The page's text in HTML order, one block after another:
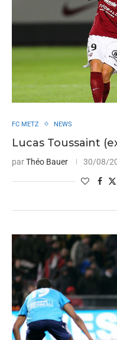
FC METZ NEWS
Lucas Toussaint
parThéo Bauer 30/08/